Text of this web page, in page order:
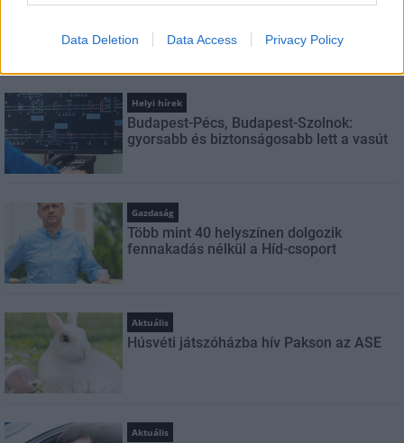
Data Deletion Data Access Privacy Policy
erősítő Pénz7 programsorozat
Helyi hírek
Budapest-Pécs, Budapest-Szolnok:
gyorsabb és biztonságosabb lett a vasút
Gazdaság
Több mint 40 helyszínen dolgozik
fennakadás nélkül a Híd-csoport
Aktuális
Húsvéti játszóházba hív Pakson az ASE
Aktuális